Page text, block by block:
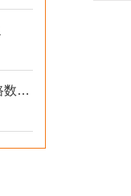
德瑞检测DR-D201：解决锂电短路数据偏差的2026选型标准